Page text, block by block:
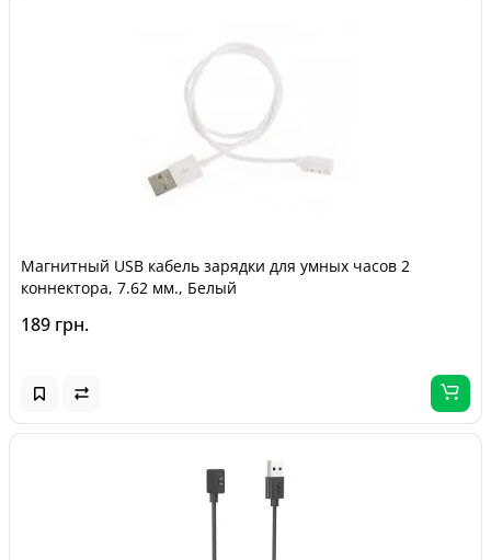
Магнитный USB кабель зарядки для умных часов 2
коннектора, 7.62 мм., Белый
189 грн.